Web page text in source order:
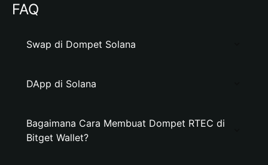
FAQ
Swap di Dompet Solana
DApp di Solana
Bagaimana Cara Membuat Dompet RTEC di
Bitget Wallet?